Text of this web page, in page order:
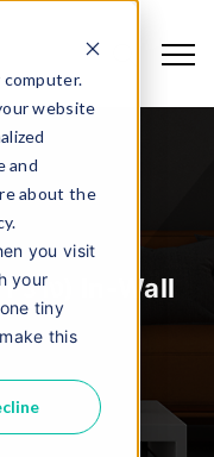
website
and
about the
you visit
your
tiny
this
1 ราง) In-Wall